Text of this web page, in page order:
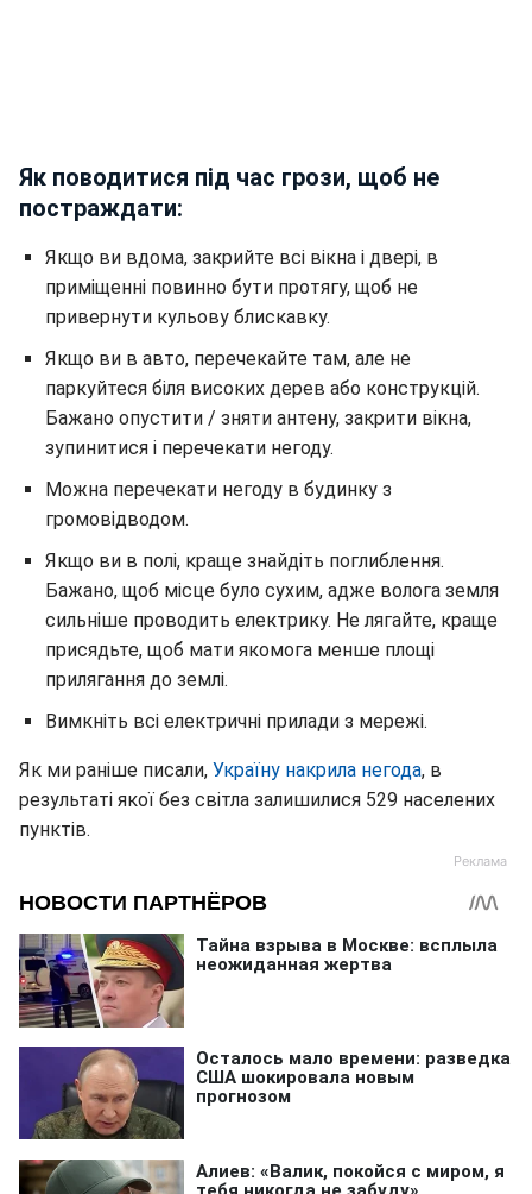
Як поводитися під час грози, щоб не
постраждати:
Якщо ви вдома, закрийте всі вікна і двері, в
приміщенні повинно бути протягу, щоб не
привернути кульову блискавку.
Якщо ви в авто, перечекайте там, але не
паркуйтеся біля високих дерев або конструкцій.
Бажано опустити / зняти антену, закрити вікна,
зупинитися і перечекати негоду.
Можна перечекати негоду в будинку з
громовідводом.
Якщо ви в полі, краще знайдіть поглиблення.
Бажано, щоб місце було сухим, адже волога земля
сильніше проводить електрику. Не лягайте, краще
присядьте, щоб мати якомога менше площі
прилягання до землі.
Вимкніть всі електричні прилади з мережі.
Як ми раніше писали, Україну накрила негода, в
результаті якої без світла залишилися 529 населених
пунктів.